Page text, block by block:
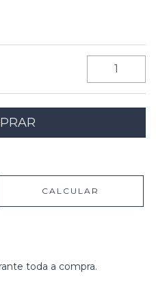
CALCULAR
toda a compra.